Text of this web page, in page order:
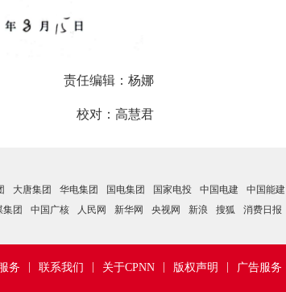
责任编辑：杨娜
校对：高慧君
大唐集团 华电集团 国电集团 国家电投 中国电建 中国能建
集团 中国广核 人民网 新华网 央视网 新浪 搜狐 消费日报
广告服务
版权声明
关于CPNN
联系我们
务